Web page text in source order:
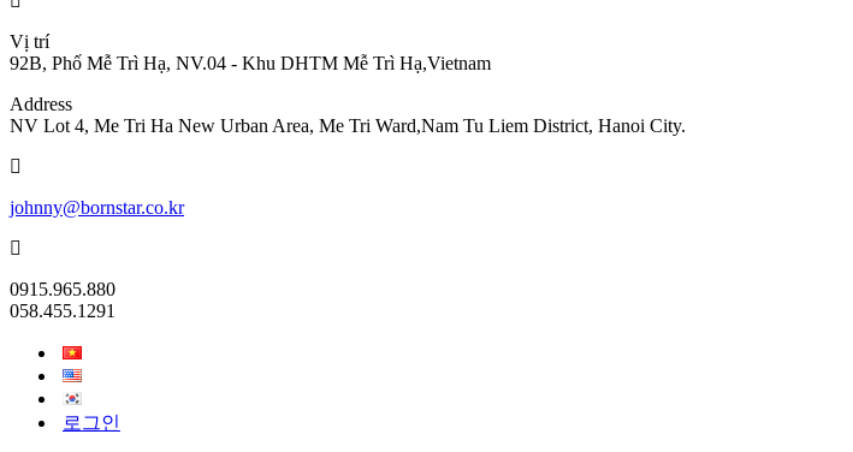
Vị trí
92B, Phố Mễ Trì Hạ, NV.04 - Khu DHTM Mễ Trì Hạ,Vietnam
Address
NV Lot 4, Me Tri Ha New Urban Area, Me Tri Ward,Nam Tu Liem District, Hanoi City.
johnny@bornstar.co.kr
0915.965.880
058.455.1291
로그인